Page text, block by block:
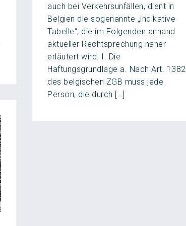
auch bei Verkehrsunfällen, dient in
Belgien die sogenannte „indikative
Tabelle“, die im Folgenden anhand
aktueller Rechtsprechung näher
erläutert wird. I. Die
Haftungsgrundlage a. Nach Art. 1382
des belgischen ZGB muss jede
Person, die durch […]